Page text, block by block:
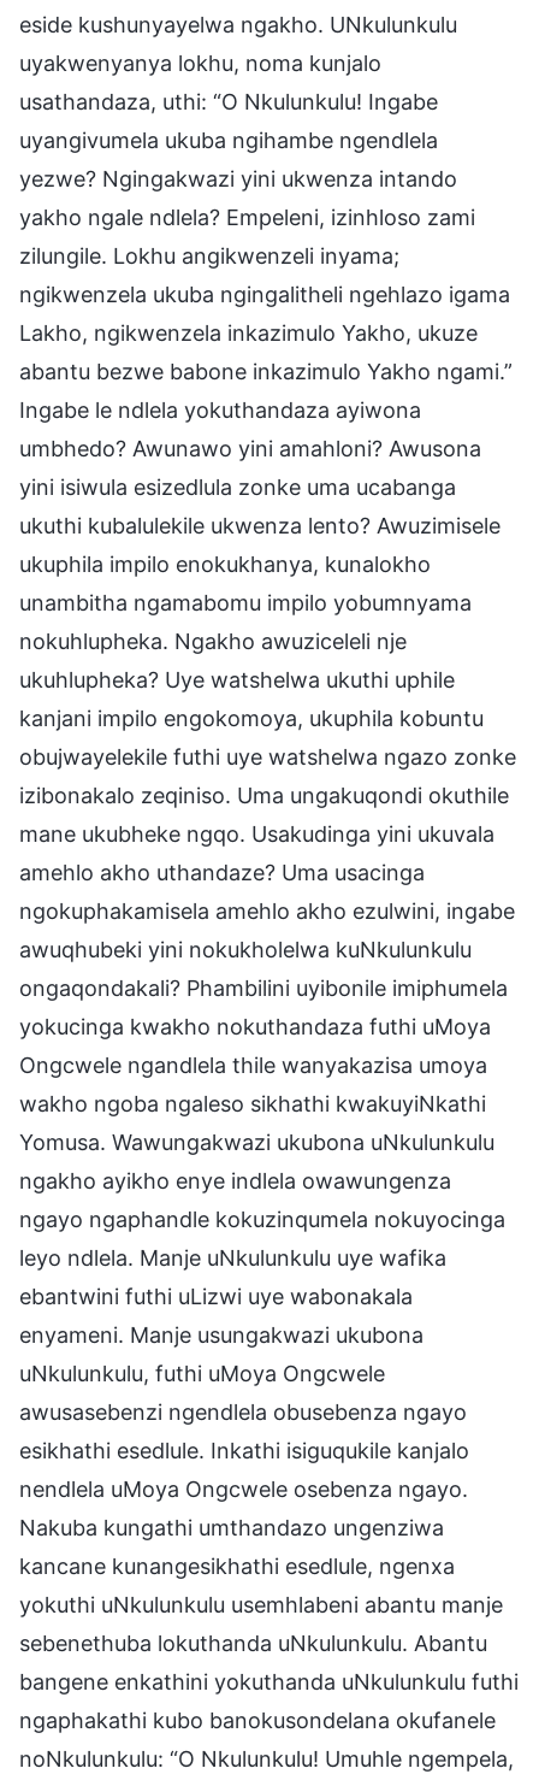
eside kushunyayelwa ngakho. UNkulunkulu
uyakwenyanya lokhu, noma kunjalo
usathandaza, uthi: “O Nkulunkulu! Ingabe
uyangivumela ukuba ngihambe ngendlela
yezwe? Ngingakwazi yini ukwenza intando
yakho ngale ndlela? Empeleni, izinhloso zami
zilungile. Lokhu angikwenzeli inyama;
ngikwenzela ukuba ngingalitheli ngehlazo igama
Lakho, ngikwenzela inkazimulo Yakho, ukuze
abantu bezwe babone inkazimulo Yakho ngami.”
Ingabe le ndlela yokuthandaza ayiwona
umbhedo? Awunawo yini amahloni? Awusona
yini isiwula esizedlula zonke uma ucabanga
ukuthi kubalulekile ukwenza lento? Awuzimisele
ukuphila impilo enokukhanya, kunalokho
unambitha ngamabomu impilo yobumnyama
nokuhlupheka. Ngakho awuziceleli nje
ukuhlupheka? Uye watshelwa ukuthi uphile
kanjani impilo engokomoya, ukuphila kobuntu
obujwayelekile futhi uye watshelwa ngazo zonke
izibonakalo zeqiniso. Uma ungakuqondi okuthile
mane ukubheke ngqo. Usakudinga yini ukuvala
amehlo akho uthandaze? Uma usacinga
ngokuphakamisela amehlo akho ezulwini, ingabe
awuqhubeki yini nokukholelwa kuNkulunkulu
ongaqondakali? Phambilini uyibonile imiphumela
yokucinga kwakho nokuthandaza futhi uMoya
Ongcwele ngandlela thile wanyakazisa umoya
wakho ngoba ngaleso sikhathi kwakuyiNkathi
Yomusa. Wawungakwazi ukubona uNkulunkulu
ngakho ayikho enye indlela owawungenza
ngayo ngaphandle kokuzinqumela nokuyocinga
leyo ndlela. Manje uNkulunkulu uye wafika
ebantwini futhi uLizwi uye wabonakala
enyameni. Manje usungakwazi ukubona
uNkulunkulu, futhi uMoya Ongcwele
awusasebenzi ngendlela obusebenza ngayo
esikhathi esedlule. Inkathi isiguqukile kanjalo
nendlela uMoya Ongcwele osebenza ngayo.
Nakuba kungathi umthandazo ungenziwa
kancane kunangesikhathi esedlule, ngenxa
yokuthi uNkulunkulu usemhlabeni abantu manje
sebenethuba lokuthanda uNkulunkulu. Abantu
bangene enkathini yokuthanda uNkulunkulu futhi
ngaphakathi kubo banokusondelana okufanele
noNkulunkulu: “O Nkulunkulu! Umuhle ngempela,